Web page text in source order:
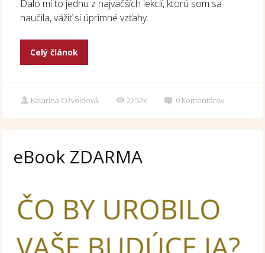
Dalo mi to jednu z najväčších lekcií, ktorú som sa
naučila, vážiť si úprimné vzťahy.
Celý článok
Katarína Ožvoldová 2252x 0 Komentárov
eBook ZDARMA